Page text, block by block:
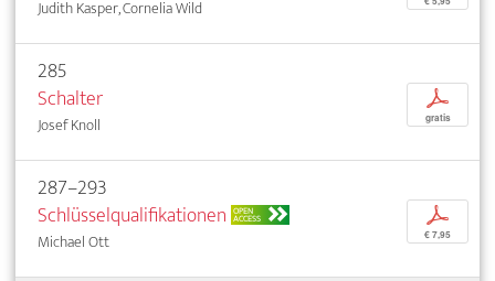
Judith Kasper, Cornelia Wild
285
Schalter
Josef Knoll
p
gratis
287–293
Schlüsselqualifikationen OPEN
ACCESS
Michael Ott
p
€ 7,95